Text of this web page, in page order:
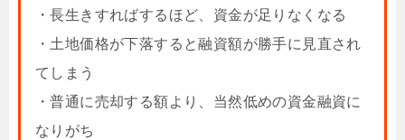
・長生きすればするほど、資金が足りなくなる
・土地価格が下落すると融資額が勝手に見直され
てしまう
・普通に売却する額より、当然低めの資金融資に
なりがち